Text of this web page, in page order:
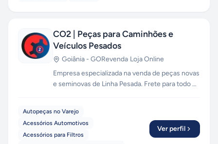
CO2 | Peças para Caminhões e
Veículos Pesados
Goiânia - GORevenda·Loja Online
Empresa especializada na venda de peças novas
e seminovas de Linha Pesada. Frete para todo o
Autopeças no Varejo
Acessórios Automotivos
Acessórios para Filtros
Ver perfil